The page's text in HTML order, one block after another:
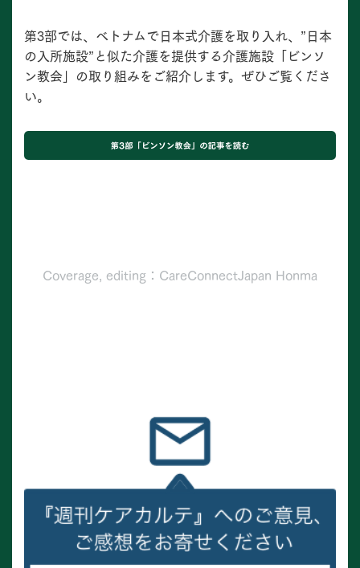
第3部では、ベトナムで日本式介護を取り入れ、”日本
の入所施設”と似た介護を提供する介護施設「ビンソ
ン教会」の取り組みをご紹介します。ぜひご覧くださ
い。
Coverage, editing：CareConnectJapan Honma